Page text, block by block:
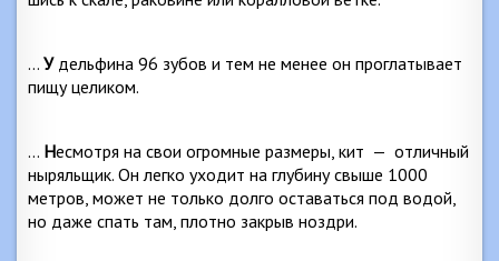
… Удельфина 96 зубов и тем не менее он проглаты­вает
пищу целиком.
… Несмотря на свои огромные размеры, кит — отлич­ный
ныряльщик. Он легко уходит на глубину свыше 1000
метров, может не только долго оставаться под во­дой,
но даже спать там, плотно закрыв ноздри.